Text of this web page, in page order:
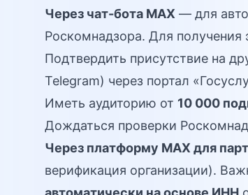
Через чат-бота MAX — для
Роскомнадзора. Для
Подтвердить присутствие на
Telegram) через портал
Иметь аудиторию от 10 000
Дождаться проверки
Через платформу MAX для
верификация организации).